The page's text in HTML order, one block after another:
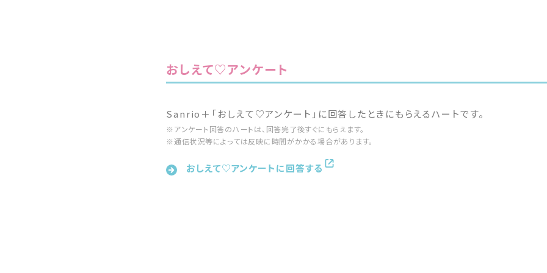
おしえて♡アンケート
Sanrio＋「おしえて♡アンケート」に回答したときにもらえるハートです。
※アンケート回答のハートは、回答完了後すぐにもらえます。
※通信状況等によっては反映に時間がかかる場合があります。
おしえて♡アンケートに回答する